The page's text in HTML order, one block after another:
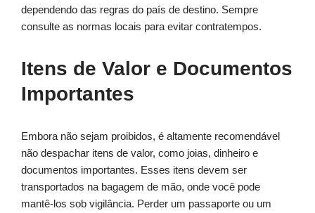
dependendo das regras do país de destino. Sempre
consulte as normas locais para evitar contratempos.
Itens de Valor e Documentos
Importantes
Embora não sejam proibidos, é altamente recomendável
não despachar itens de valor, como joias, dinheiro e
documentos importantes. Esses itens devem ser
transportados na bagagem de mão, onde você pode
mantê-los sob vigilância. Perder um passaporte ou um